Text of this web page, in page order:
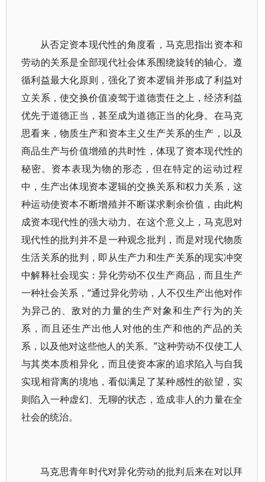
从否定资本现代性的角度看，马克思指出资本和
劳动的关系是全部现代社会体系围绕旋转的轴心。遵
循利益最大化原则，强化了资本逻辑并形成了利益对
立关系，使交换价值凌驾于道德责任之上，经济利益
优先于道德正当，甚至成为道德正当的化身。在马克
思看来，物质生产和资本主义生产关系的生产，以及
商品生产与价值增殖的共时性，体现了资本现代性的
秘密。资本表现为物的形态，但在特定的运动过程
中，生产出体现资本逻辑的交换关系和权力关系，这
种运动使资本不断增殖并不断谋求剩余价值，由此构
成资本现代性的强大动力。在这个意义上，马克思对
现代性的批判并不是一种观念批判，而是对现代物质
生活关系的批判，即从生产力和生产关系的现实冲突
中解释社会现实：异化劳动不仅生产商品，而且生产
一种社会关系，“通过异化劳动，人不仅生产出他对作
为异己的、敌对的力量的生产对象和生产行为的关
系，而且还生产出他人对他的生产和他的产品的关
系，以及他对这些他人的关系。”这种劳动不仅使工人
与其类本质相异化，而且使资本家的追求陷入与自我
实现相背离的境地，看似满足了某种感性的欲望，实
则陷入一种虚幻、无聊的状态，造成非人的力量在全
社会的统治。
马克思青年时代对异化劳动的批判后来在对以拜